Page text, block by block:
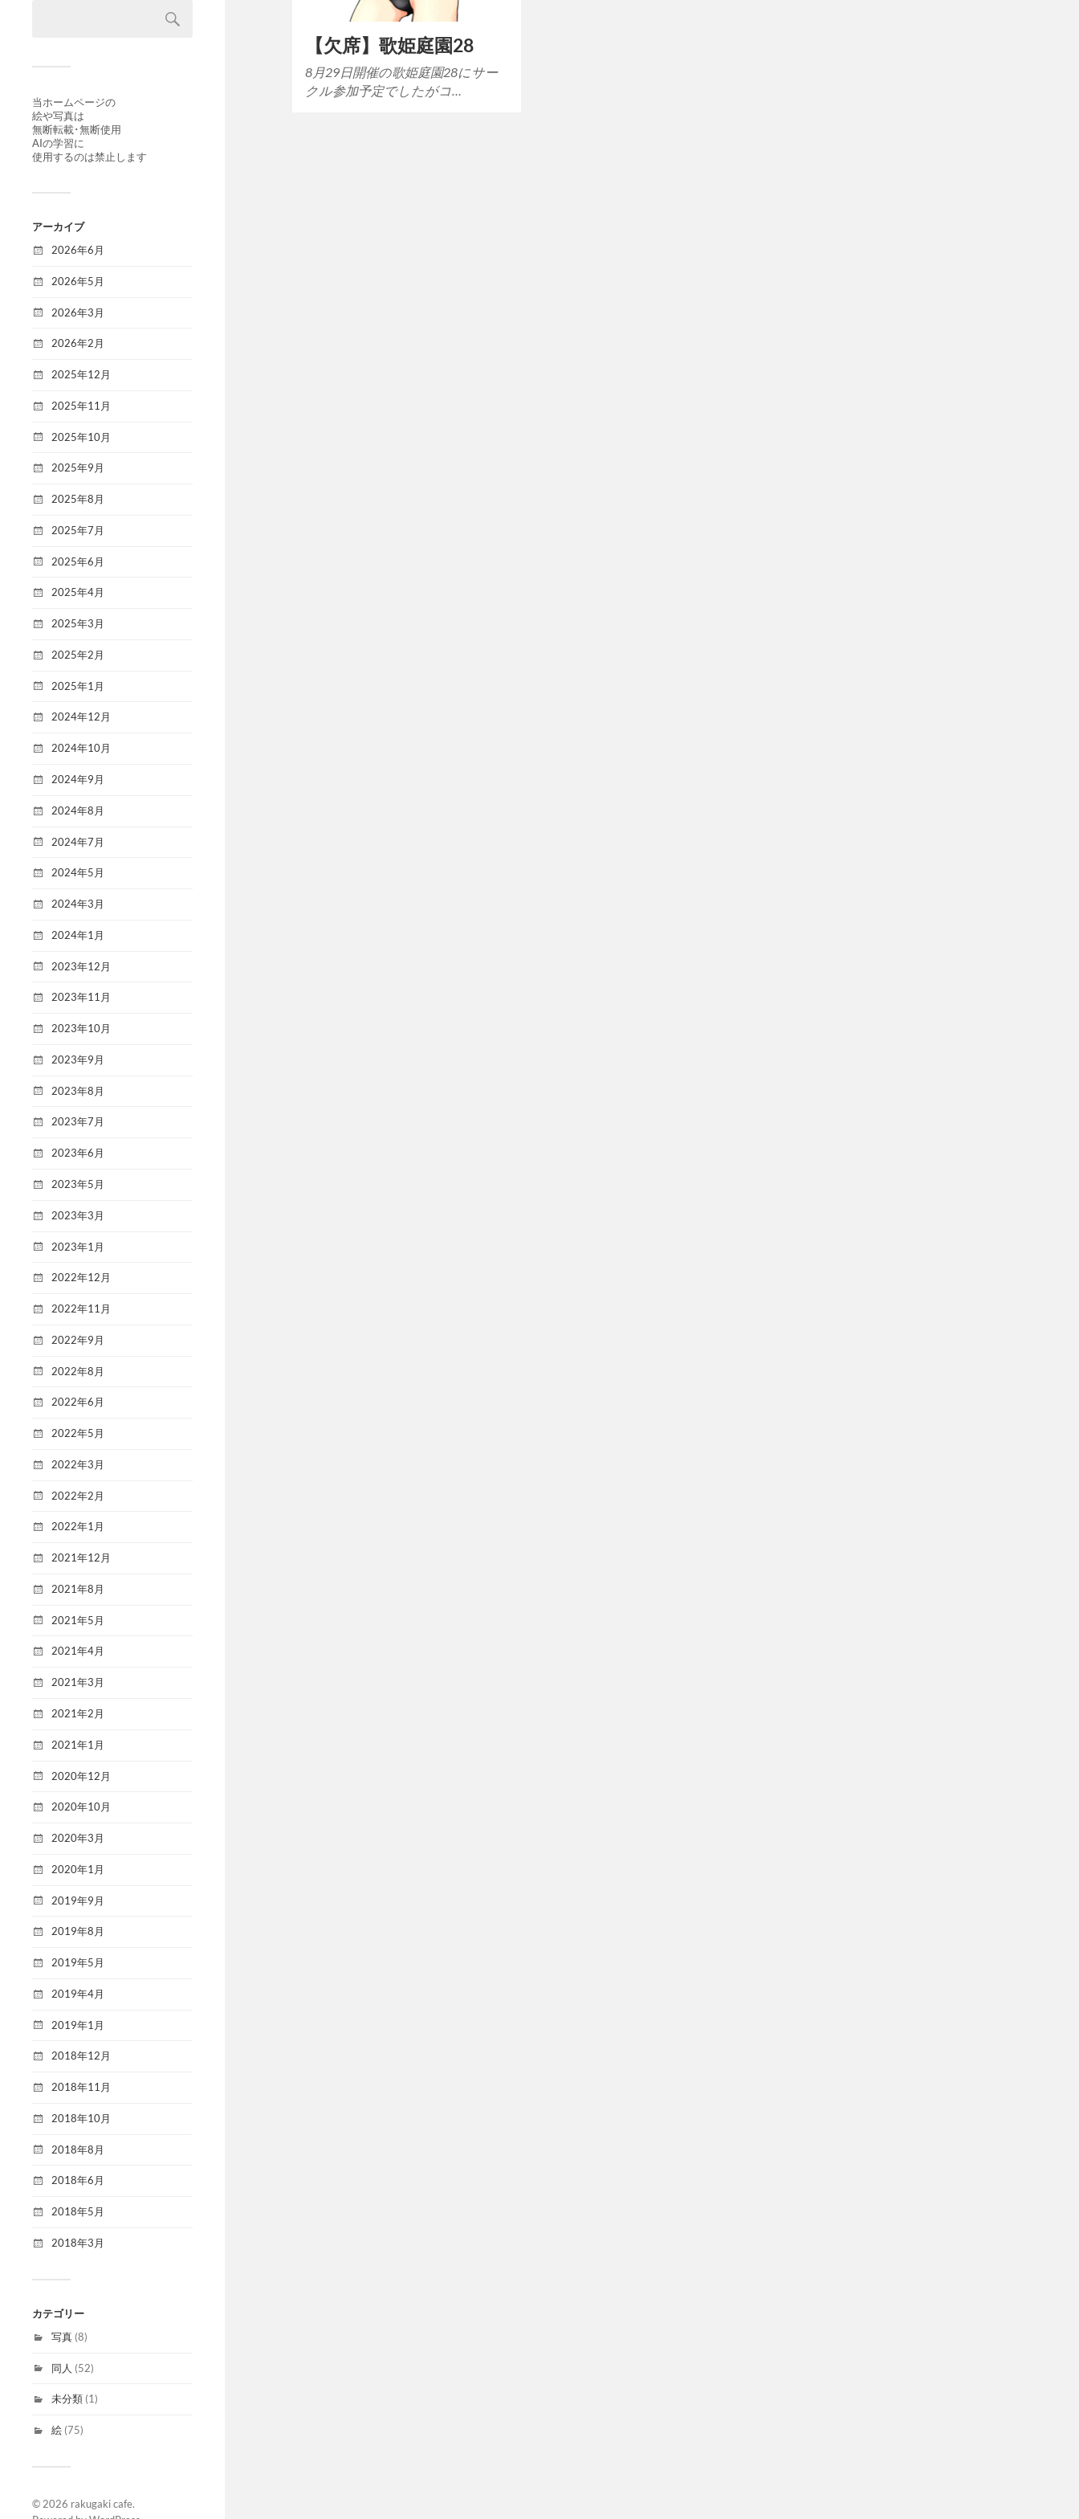
当ホームページの
絵や写真は
無断転載･無断使用
AIの学習に
使用するのは禁止します
アーカイブ
2026年6月
2026年5月
2026年3月
2026年2月
2025年12月
2025年11月
2025年10月
2025年9月
2025年8月
2025年7月
2025年6月
2025年4月
2025年3月
2025年2月
2025年1月
2024年12月
2024年10月
2024年9月
2024年8月
2024年7月
2024年5月
2024年3月
2024年1月
2023年12月
2023年11月
2023年10月
2023年9月
2023年8月
2023年7月
2023年6月
2023年5月
2023年3月
2023年1月
2022年12月
2022年11月
2022年9月
2022年8月
2022年6月
2022年5月
2022年3月
2022年2月
2022年1月
2021年12月
2021年8月
2021年5月
2021年4月
2021年3月
2021年2月
2021年1月
2020年12月
2020年10月
2020年3月
2020年1月
2019年9月
2019年8月
2019年5月
2019年4月
2019年1月
2018年12月
2018年11月
2018年10月
2018年8月
2018年6月
2018年5月
2018年3月
カテゴリー
写真 (8)
同人 (52)
未分類 (1)
絵 (75)
© 2026 rakugaki cafe.
【欠席】歌姫庭園28
8月29日開催の歌姫庭園28にサー
クル参加予定でしたがコ…